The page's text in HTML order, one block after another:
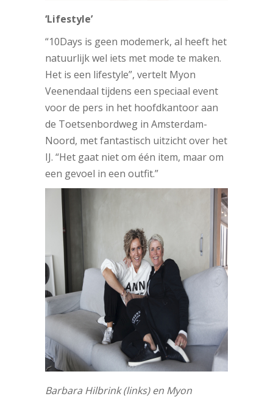
‘Lifestyle’
“10Days is geen modemerk, al heeft het
natuurlijk wel iets met mode te maken.
Het is een lifestyle”, vertelt Myon
Veenendaal tijdens een speciaal event
voor de pers in het hoofdkantoor aan
de Toetsenbordweg in Amsterdam-
Noord, met fantastisch uitzicht over het
IJ. “Het gaat niet om één item, maar om
een gevoel in een outfit.”
Barbara Hilbrink (links) en Myon